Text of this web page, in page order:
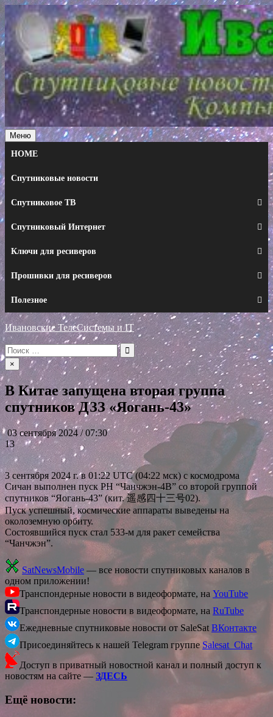
Перейти
к
содержимому
Меню
HOME
Спутниковые новости
Спутниковое ТВ
Спутниковый Интернет
Ключи для ресиверов
Прошивки для ресиверов
Полезное
Ивановские ТелеСистемы и IT
Искать:
×
В Китае запущена вторая группа
спутников ДЗЗ «Яогань-43»
03 сентября 2024 / 07:30
13
3 сентября 2024 г. в 01:22 UTC (04:22 мск) с космодрома
Сичан выполнен пуск РН “Чанчжэн-4В” со второй группой
спутников “Яогань-43” (кит. 遥感四十三号02).
Пуск успешный, космические аппараты выведены на
околоземную орбиту.
Состоявшийся пуск стал 533-м для ракет семейства
“Чанчжэн”.
SatNewsMobile — все новости спутниковых каналов в
одном приложении!
Транспондерные новости в видеоформате, на YouTube
Транспондерные новости в видеоформате, на RuTube
Ежедневные спутниковые новости от SaleSat ВКонтакте
Присоединяйтесь к нашей Telegram группе Salesat_Chat
Доступ в приватный новостной канал и полный доступ к
новостям на сайте — ЗДЕСЬ
Ещё новости: